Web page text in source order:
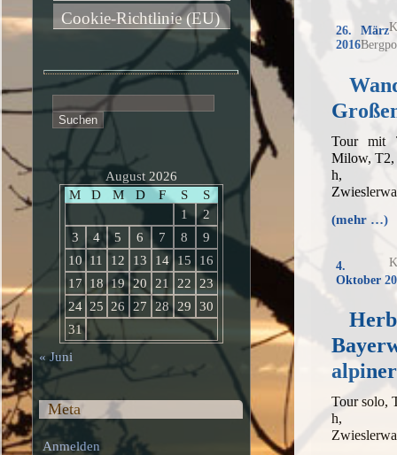
26. März
2016
Tour mit
Milow, T2,
h,
(mehr …)
4.
Oktober
Tour solo,
h,
Cookie-Richtlinie (EU)
nach:
August 2026
M
D M D F S
S
1
2
3
4 5 6 7 8
9
10 11 12 13 14 15
16
17
18 19 20 21 22
23
24 25 26 27 28 29
30
31
« Juni
Meta
Anmelden